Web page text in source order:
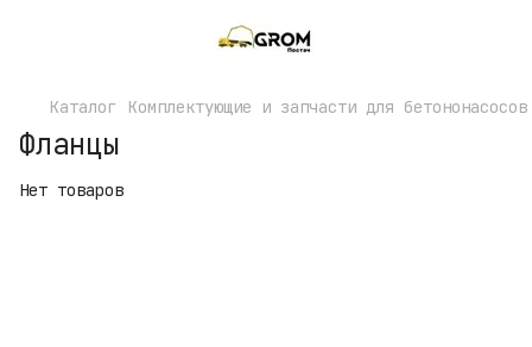
Каталог Комплектующие и запчасти для бетононасосов
Фланцы
Нет товаров